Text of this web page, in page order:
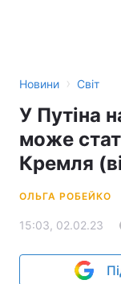
Новини › Світ
У Путіна
може
Кремля
ОЛЬГА РОБЕЙКО
15:03, 02.02.23